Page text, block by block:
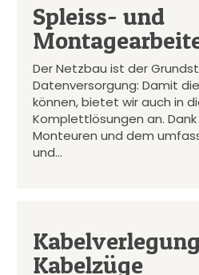
Spleiss- und
Der Netzbau ist der
Datenversorgung: Damit
können, bietet wir auch in
Komplettlösungen an.
Monteuren und dem
und…
Kabelzüge